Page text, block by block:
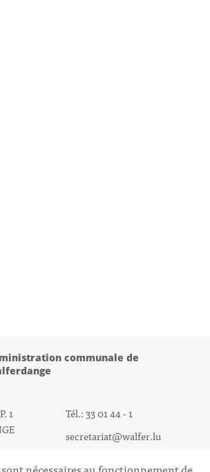
communale de
1
Tél.: 33 01 44 - 1
secretariat@walfer.lu